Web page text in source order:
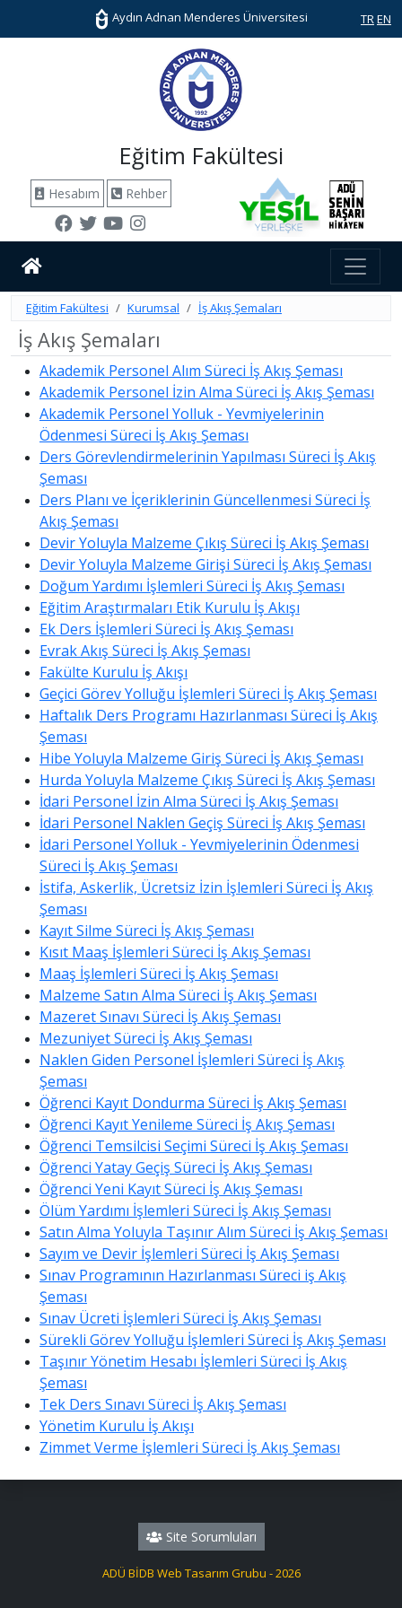
Aydın Adnan Menderes Üniversitesi TR EN
Eğitim Fakültesi
Hesabım Rehber
Eğitim Fakültesi Kurumsal İş Akış Şemaları
İş Akış Şemaları
Akademik Personel Alım Süreci İş Akış Şeması
Akademik Personel İzin Alma Süreci İş Akış Şeması
Akademik Personel Yolluk - Yevmiyelerinin
Ödenmesi Süreci İş Akış Şeması
Ders Görevlendirmelerinin Yapılması Süreci İş Akış
Şeması
Ders Planı ve İçeriklerinin Güncellenmesi Süreci İş
Akış Şeması
Devir Yoluyla Malzeme Çıkış Süreci İş Akış Şeması
Devir Yoluyla Malzeme Girişi Süreci İş Akış Şeması
Doğum Yardımı İşlemleri Süreci İş Akış Şeması
Eğitim Araştırmaları Etik Kurulu İş Akışı
Ek Ders İşlemleri Süreci İş Akış Şeması
Evrak Akış Süreci İş Akış Şeması
Fakülte Kurulu İş Akışı
Geçici Görev Yolluğu İşlemleri Süreci İş Akış Şeması
Haftalık Ders Programı Hazırlanması Süreci İş Akış
Şeması
Hibe Yoluyla Malzeme Giriş Süreci İş Akış Şeması
Hurda Yoluyla Malzeme Çıkış Süreci İş Akış Şeması
İdari Personel İzin Alma Süreci İş Akış Şeması
İdari Personel Naklen Geçiş Süreci İş Akış Şeması
İdari Personel Yolluk - Yevmiyelerinin Ödenmesi
Süreci İş Akış Şeması
İstifa, Askerlik, Ücretsiz İzin İşlemleri Süreci İş Akış
Şeması
Kayıt Silme Süreci İş Akış Şeması
Kısıt Maaş İşlemleri Süreci İş Akış Şeması
Maaş İşlemleri Süreci İş Akış Şeması
Malzeme Satın Alma Süreci İş Akış Şeması
Mazeret Sınavı Süreci İş Akış Şeması
Mezuniyet Süreci İş Akış Şeması
Naklen Giden Personel İşlemleri Süreci İş Akış
Şeması
Öğrenci Kayıt Dondurma Süreci İş Akış Şeması
Öğrenci Kayıt Yenileme Süreci İş Akış Şeması
Öğrenci Temsilcisi Seçimi Süreci İş Akış Şeması
Öğrenci Yatay Geçiş Süreci İş Akış Şeması
Öğrenci Yeni Kayıt Süreci İş Akış Şeması
Ölüm Yardımı İşlemleri Süreci İş Akış Şeması
Satın Alma Yoluyla Taşınır Alım Süreci İş Akış Şeması
Sayım ve Devir İşlemleri Süreci İş Akış Şeması
Sınav Programının Hazırlanması Süreci iş Akış
Şeması
Sınav Ücreti İşlemleri Süreci İş Akış Şeması
Sürekli Görev Yolluğu İşlemleri Süreci İş Akış Şeması
Taşınır Yönetim Hesabı İşlemleri Süreci İş Akış
Şeması
Tek Ders Sınavı Süreci İş Akış Şeması
Yönetim Kurulu İş Akışı
Zimmet Verme İşlemleri Süreci İş Akış Şeması
Site Sorumluları
ADÜ BİDB Web Tasarım Grubu - 2026